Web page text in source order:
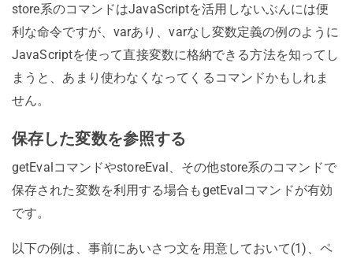
store系のコマンドはJavaScriptを活用しないぶんには便
利な命令ですが、varあり、varなし変数定義の例のように
JavaScriptを使って直接変数に格納できる方法を知ってし
まうと、あまり使わなくなってくるコマンドかもしれま
せん。
保存した変数を参照する
getEvalコマンドやstoreEval、その他store系のコマンドで
保存された変数を利用する場合もgetEvalコマンドが有効
です。
以下の例は、事前にあいさつ文を用意しておいて(1)、ペ